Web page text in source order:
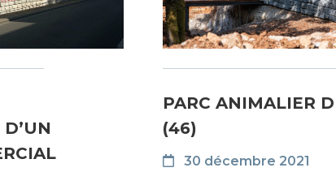
PARC ANIMALIER
(46)
30 décembre 2021